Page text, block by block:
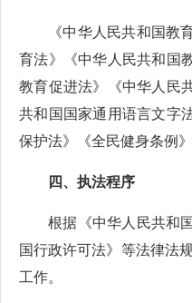
《中华人民共和国教
育法》《中华人民共和国
教育促进法》《中华人民
共和国国家通用语言文字
保护法》《全民健身条例
四、执法程序
根据《中华人民共和
国行政许可法》等法律法
工作。